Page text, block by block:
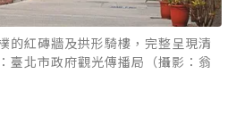
的紅磚牆及拱形騎樓，完整呈現清
北市政府觀光傳播局（攝影：翁